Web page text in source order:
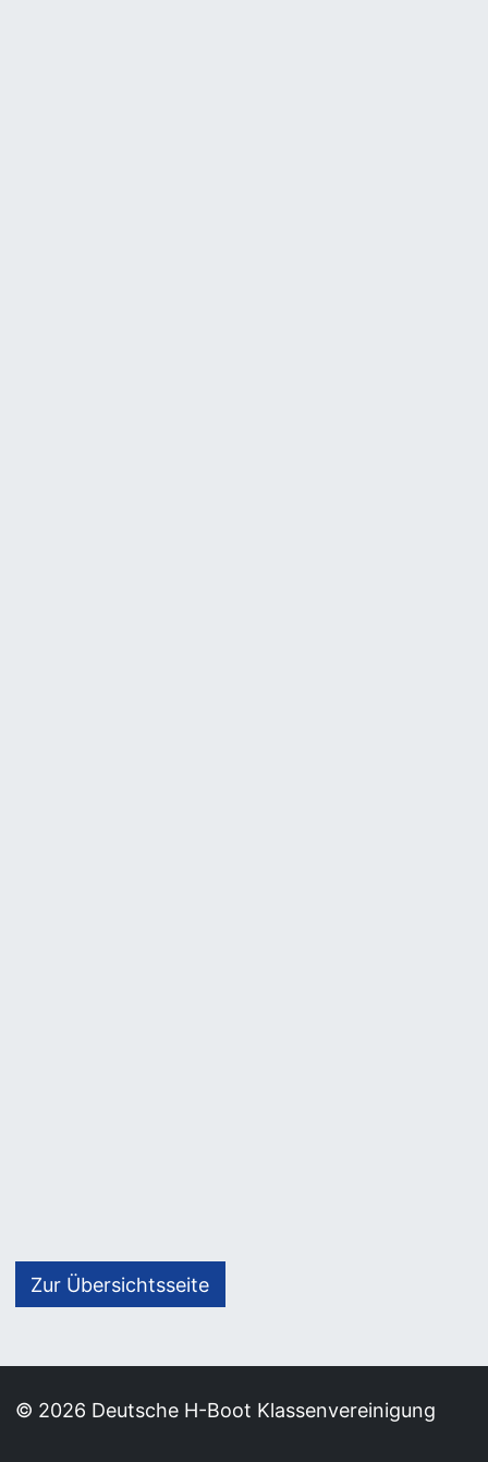
Zur Übersichtsseite
© 2026 Deutsche H-Boot Klassenvereinigung